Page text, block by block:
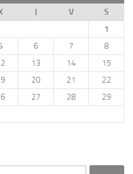
J V
S
1
6 7
8
13 14
15
20 21
22
27 28
29